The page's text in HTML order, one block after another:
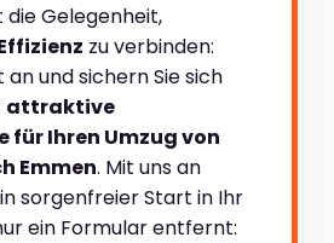
die Gelegenheit,
zu verbinden:
an und sichern Sie sich
attraktive
für Ihren Umzug von
Emmen. Mit uns an
sorgenfreier Start in Ihr
ein Formular entfernt: